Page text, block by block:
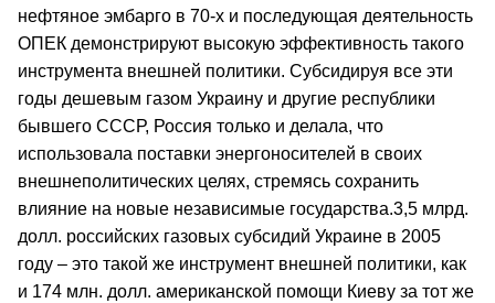
нефтяное эмбарго в 70-х и последующая деятельность
ОПЕК демонстрируют высокую эффективность такого
инструмента внешней политики. Субсидируя все эти
годы дешевым газом Украину и другие республики
бывшего СССР, Россия только и делала, что
использовала поставки энергоносителей в своих
внешнеполитических целях, стремясь сохранить
влияние на новые независимые государства.3,5 млрд.
долл. российских газовых субсидий Украине в 2005
году – это такой же инструмент внешней политики, как
и 174 млн. долл. американской помощи Киеву за тот же